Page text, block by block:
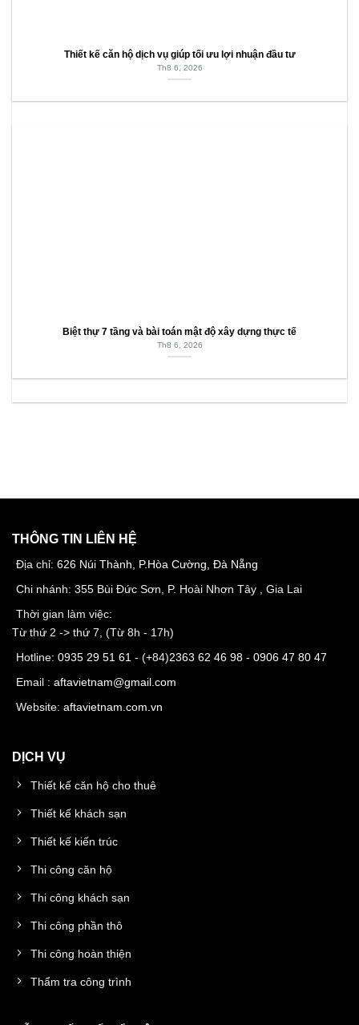
Thiết kế căn hộ dịch vụ giúp tối ưu lợi nhuận đầu tư
Th8 6, 2026
Biệt thự 7 tầng và bài toán mật độ xây dựng thực tế
Th8 6, 2026
THÔNG TIN LIÊN HỆ
Địa chỉ: 626 Núi Thành, P.Hòa Cường, Đà Nẵng
Chi nhánh: 355 Bùi Đức Sơn, P. Hoài Nhơn Tây , Gia Lai
Thời gian làm việc:
Từ thứ 2 -> thứ 7, (Từ 8h - 17h)
Hotline: 0935 29 51 61 - (+84)2363 62 46 98 - 0906 47 80 47
Email : aftavietnam@gmail.com
Website: aftavietnam.com.vn
DỊCH VỤ
Thiết kế căn hộ cho thuê
Thiết kế khách sạn
Thiết kế kiến trúc
Thi công căn hộ
Thi công khách sạn
Thi công phần thô
Thi công hoàn thiện
Thẩm tra công trình